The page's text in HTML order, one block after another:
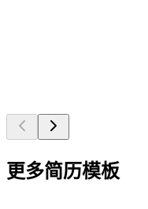
更多简历模板